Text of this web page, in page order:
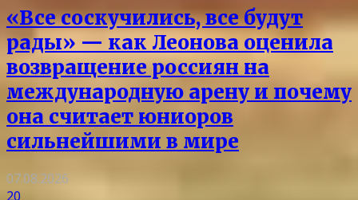
«Все соскучились, все будут
рады» — как Леонова оценила
возвращение россиян на
международную арену и почему
она считает юниоров
сильнейшими в мире
07.08.2026
20